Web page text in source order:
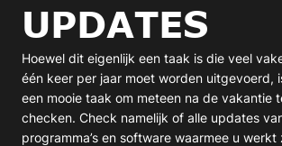
UPDATES
Hoewel dit eigenlijk een taak is die veel
één keer per jaar moet worden uitgevoerd,
een mooie taak om meteen na de vakantie
checken. Check namelijk of alle updates
programma’s en software waarmee u werkt